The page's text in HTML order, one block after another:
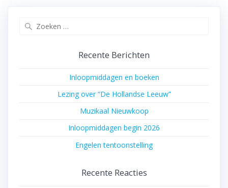
Recente Berichten
Inloopmiddagen en boeken
Lezing over “De Hollandse Leeuw”
Muzikaal Nieuwkoop
Inloopmiddagen begin 2026
Engelen tentoonstelling
Recente Reacties